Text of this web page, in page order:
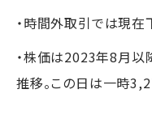
・時間外取引では現在
・株価は2023年8月
推移。この日は一時